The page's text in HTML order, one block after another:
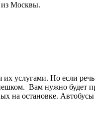
из Москвы.
их услугами. Но если
Вам нужно будет
на остановке. Автобусы